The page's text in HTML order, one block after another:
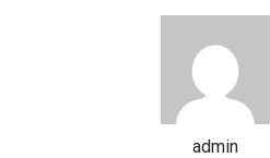
admin